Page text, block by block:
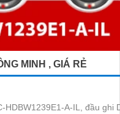
MINH , GIÁ RẺ
HDBW1239E1-A-IL, đầu ghi